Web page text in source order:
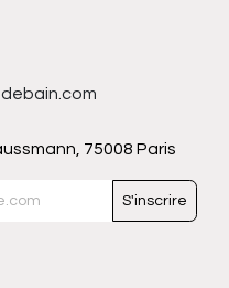
75008 Paris
S'inscrire